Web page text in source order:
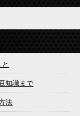
知識まで
法